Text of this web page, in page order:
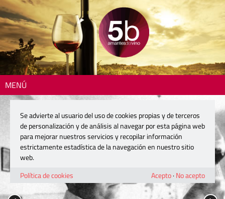
MENÚ
Se advierte al usuario del uso de cookies propias y de terceros
de personalización y de análisis al navegar por esta página web
para mejorar nuestros servicios y recopilar información
estrictamente estadística de la navegación en nuestro sitio
web.
Política de cookies
Acepto· No acepto